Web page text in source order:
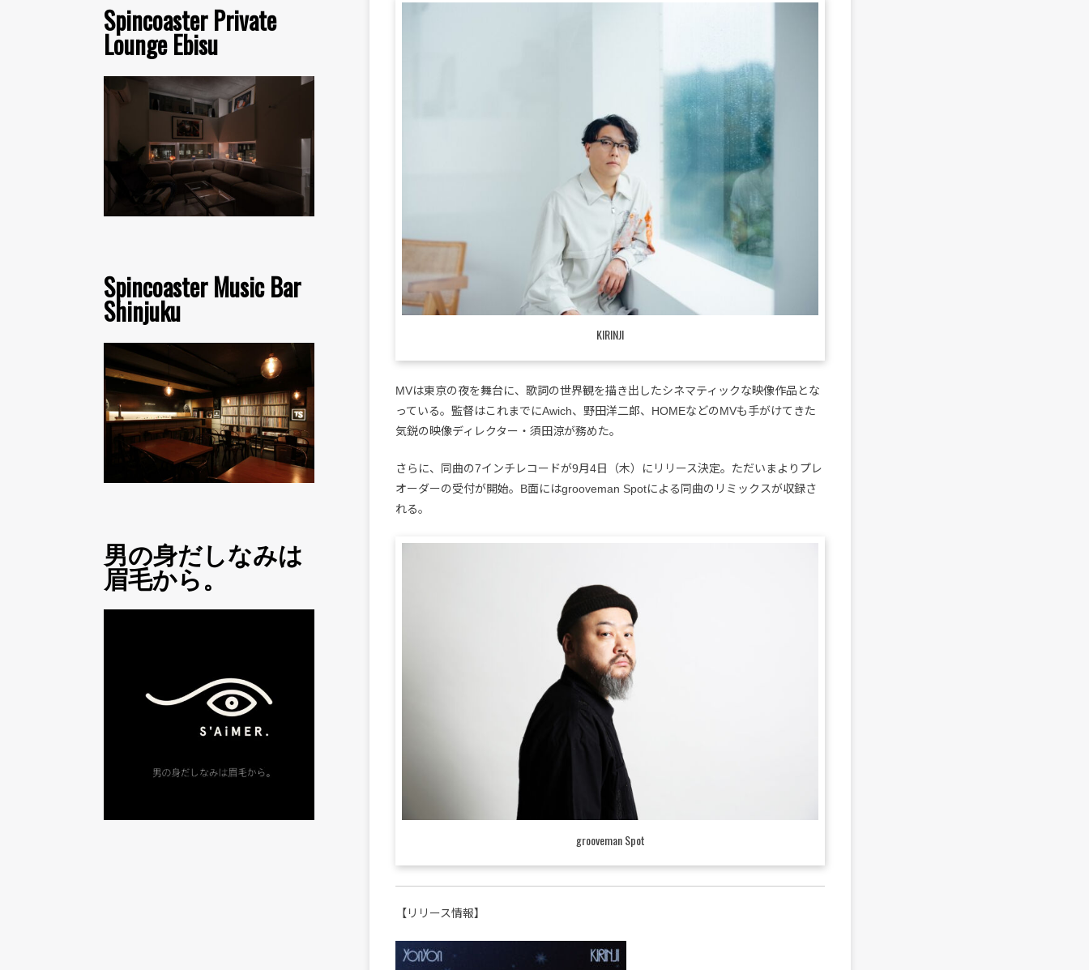
Spincoaster Private
Lounge Ebisu
Spincoaster Music Bar
Shinjuku
男の身だしなみは
眉毛から。
KIRINJI
MVは東京の夜を舞台に、歌詞の世界観を描き出したシネマティックな映像作品とな
っている。監督はこれまでにAwich、野田洋二郎、HOMEなどのMVも手がけてきた
気鋭の映像ディレクター・須田涼が務めた。
さらに、同曲の7インチレコードが9月4日（木）にリリース決定。ただいまよりプレ
オーダーの受付が開始。B面にはgrooveman Spotによる同曲のリミックスが収録さ
れる。
grooveman Spot
【リリース情報】